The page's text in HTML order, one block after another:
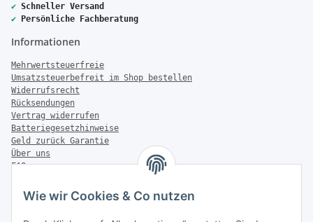
Wie wir Cookies & Co nutzen
✔ Schneller Versand
✔ Persönliche Fachberatung
Informationen
Mehrwertsteuerfreie
Umsatzsteuerbefreit im Shop bestellen
Widerrufsrecht
Rücksendungen
Vertrag widerrufen
Batteriegesetzhinweise
Geld zurück Garantie
Über uns
FAQ
Zahlung & Versand